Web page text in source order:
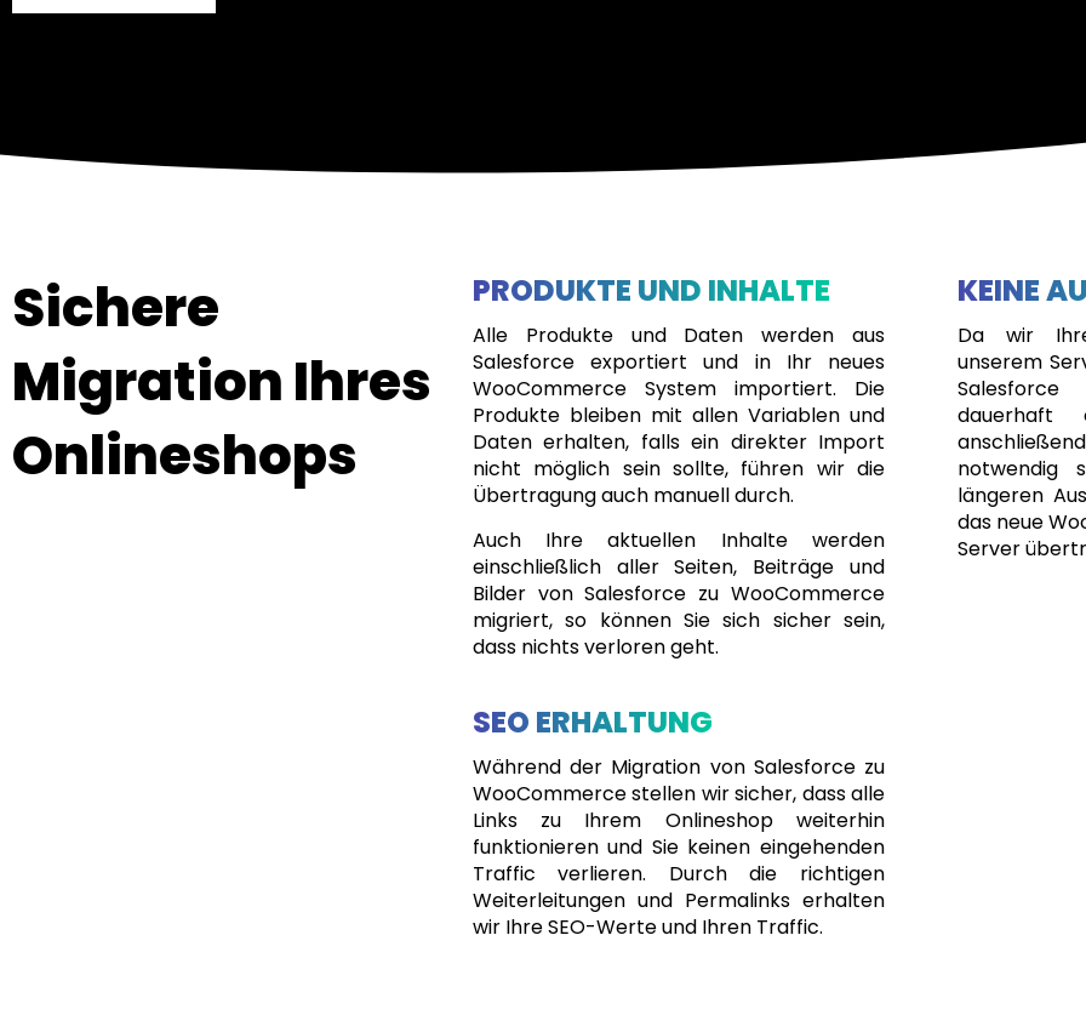
Sichere
Migration Ihres
Onlineshops
PRODUKTE UND INHALTE
Alle Produkte und Daten werden aus
Salesforce exportiert und in Ihr neues
WooCommerce System importiert. Die
Produkte bleiben mit allen Variablen und
Daten erhalten, falls ein direkter Import
nicht möglich sein sollte, führen wir die
Übertragung auch manuell durch.
Auch Ihre aktuellen Inhalte werden
einschließlich aller Seiten, Beiträge und
Bilder von Salesforce zu WooCommerce
migriert, so können Sie sich sicher sein,
dass nichts verloren geht.
SEO ERHALTUNG
Während der Migration von Salesforce zu
WooCommerce stellen wir sicher, dass alle
Links zu Ihrem Onlineshop weiterhin
funktionieren und Sie keinen eingehenden
Traffic verlieren. Durch die richtigen
Weiterleitungen und Permalinks erhalten
wir Ihre SEO-Werte und Ihren Traffic.
KEINE
Da wir
unserem
dauerhaft
notwendig
längeren
das neue
Server